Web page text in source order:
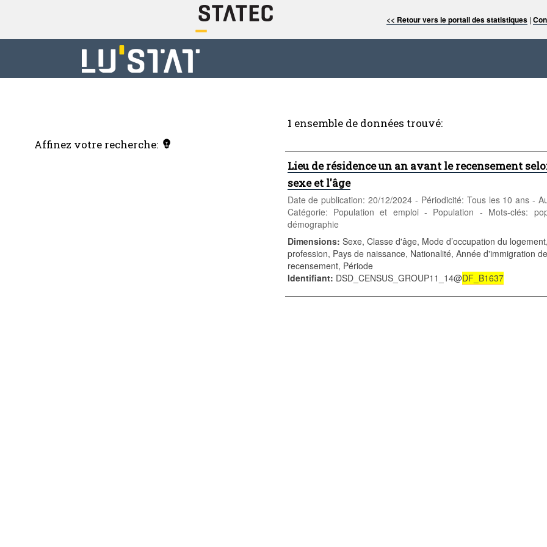
<< Retour vers le portail des statistiques |
Affinez votre recherche:
1 ensemble de données trouvé:
Lieu de résidence un an avant le recensement
sexe et l'âge
Date de publication: 20/12/2024 - Périodicité: Tous les 10 ans -
Catégorie: Population et emploi - Population - Mots-clés:
démographie
Dimensions: Sexe, Classe d'âge, Mode d’occupation du
profession, Pays de naissance, Nationalité, Année d'immigration
recensement, Période
Identifiant: DSD_CENSUS_GROUP11_14@DF_B1637